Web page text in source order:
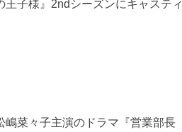
子様』2ndシーズンにキャスティ
嶋菜々子主演のドラマ『営業部長